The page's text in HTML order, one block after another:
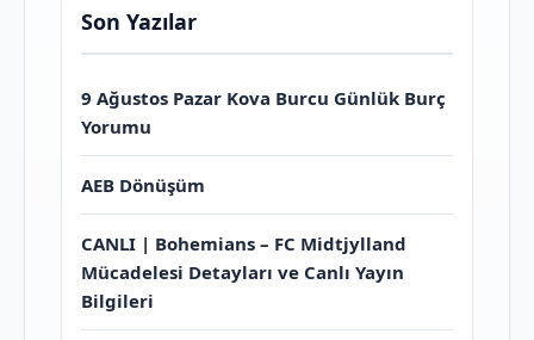
Son Yazılar
9 Ağustos Pazar Kova Burcu Günlük Burç
Yorumu
AEB Dönüşüm
CANLI | Bohemians – FC Midtjylland
Mücadelesi Detayları ve Canlı Yayın
Bilgileri